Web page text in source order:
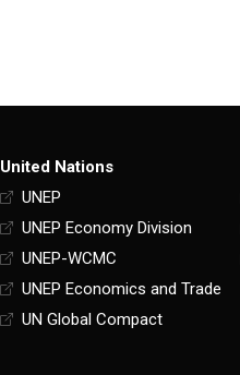
United Nations
UNEP
UNEP Economy Division
UNEP-WCMC
UNEP Economics and Trade
UN Global Compact